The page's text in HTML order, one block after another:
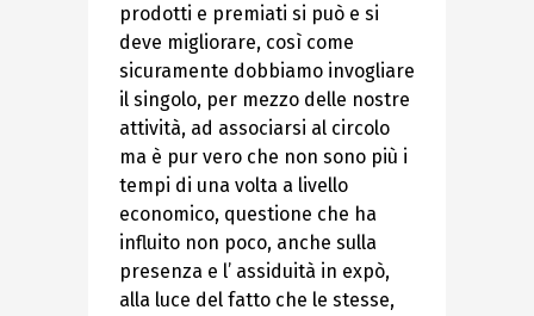
prodotti e premiati si può e si
deve migliorare, così come
sicuramente dobbiamo invogliare
il singolo, per mezzo delle nostre
attività, ad associarsi al circolo
ma è pur vero che non sono più i
tempi di una volta a livello
economico, questione che ha
influito non poco, anche sulla
presenza e l’ assiduità in expò,
alla luce del fatto che le stesse,